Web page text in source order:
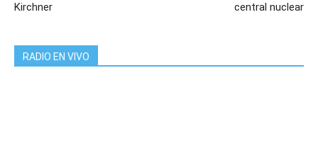
Kirchner
central nuclear
RADIO EN VIVO